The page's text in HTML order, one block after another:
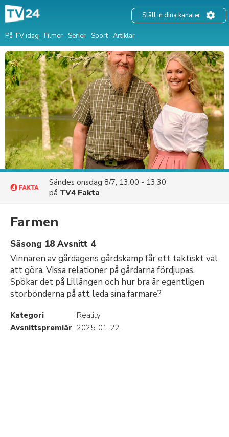
På TV idag Filmer Serier Sport Artiklar
Ställ in dina kanaler
Sändes onsdag 8/7, 13:00 - 13:30
på TV4 Fakta
Farmen
Säsong 18 Avsnitt 4
Vinnaren av gårdagens gårdskamp får ett taktiskt val
att göra. Vissa relationer på gårdarna fördjupas.
Spökar det på Lillängen och hur bra är egentligen
storbönderna på att leda sina farmare?
Kategori
Reality
Avsnittspremiär 2025-01-22